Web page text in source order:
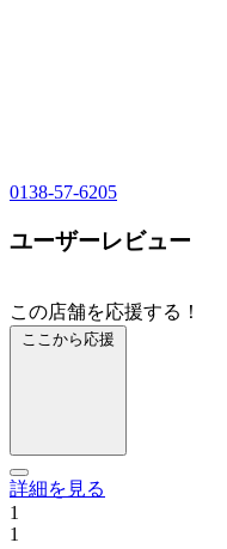
0138-57-6205
ユーザーレビュー
この店舗を応援する！
ここから応援
詳細を見る
1
1